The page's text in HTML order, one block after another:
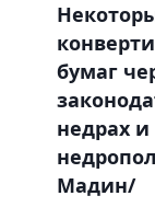
бумаг
недрах и
Мадин/